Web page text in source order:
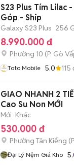
S23 Plus Tím Lilac
Góp - Ship
Galaxy S23 Plus 256
8.990.000 đ
Phường 10 (P. Gò
Toto Mobile 5.0 115
GIAO NHANH 2
Cao Su Non MỚI
Mới Khác
530.000 đ
Phường Tân Kiểng (
Đại Lý Nệm Giá Kho